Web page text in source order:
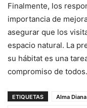
Finalmente, los
importancia de
asegurar que los
espacio natural. La
su hábitat es una
compromiso de todos.
ETIQUETAS
Alma